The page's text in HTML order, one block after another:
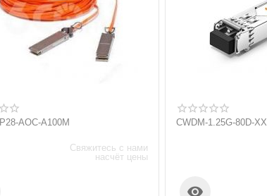
AOC-A100M
Свяжитесь с нами
насчёт цены
CWDM-1.25G-80D-XX
